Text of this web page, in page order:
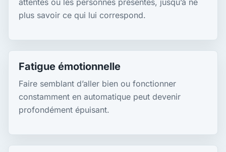
plus savoir ce qui lui correspond.
Fatigue émotionnelle
Faire semblant d’aller bien ou fonctionner
constamment en automatique peut devenir
profondément épuisant.